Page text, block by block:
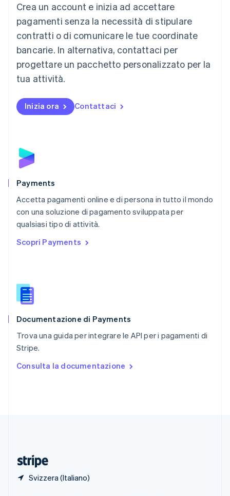
Crea un account e inizia ad accettare
pagamenti senza la necessità di stipulare
contratti o di comunicare le tue coordinate
bancarie. In alternativa, contattaci per
progettare un pacchetto personalizzato per la
tua attività.
Inizia ora Contattaci
Payments
Accetta pagamenti online e di persona in tutto il mondo
con una soluzione di pagamento sviluppata per
qualsiasi tipo di attività.
Scopri Payments
Documentazione di Payments
Trova una guida per integrare le API per i pagamenti di
Stripe.
Consulta la documentazione
Svizzera (Italiano)
Lussemburgo
Deutsch English
Malaysia
English 简体中文
Malta
Messico
EspañolEnglish
English
Nuova Zelanda
Polonia
English
Português
English简体中文
Regno Unito
English
English
English
Slovacchia
Slovenia
Spagna
Español
English Español简体中文